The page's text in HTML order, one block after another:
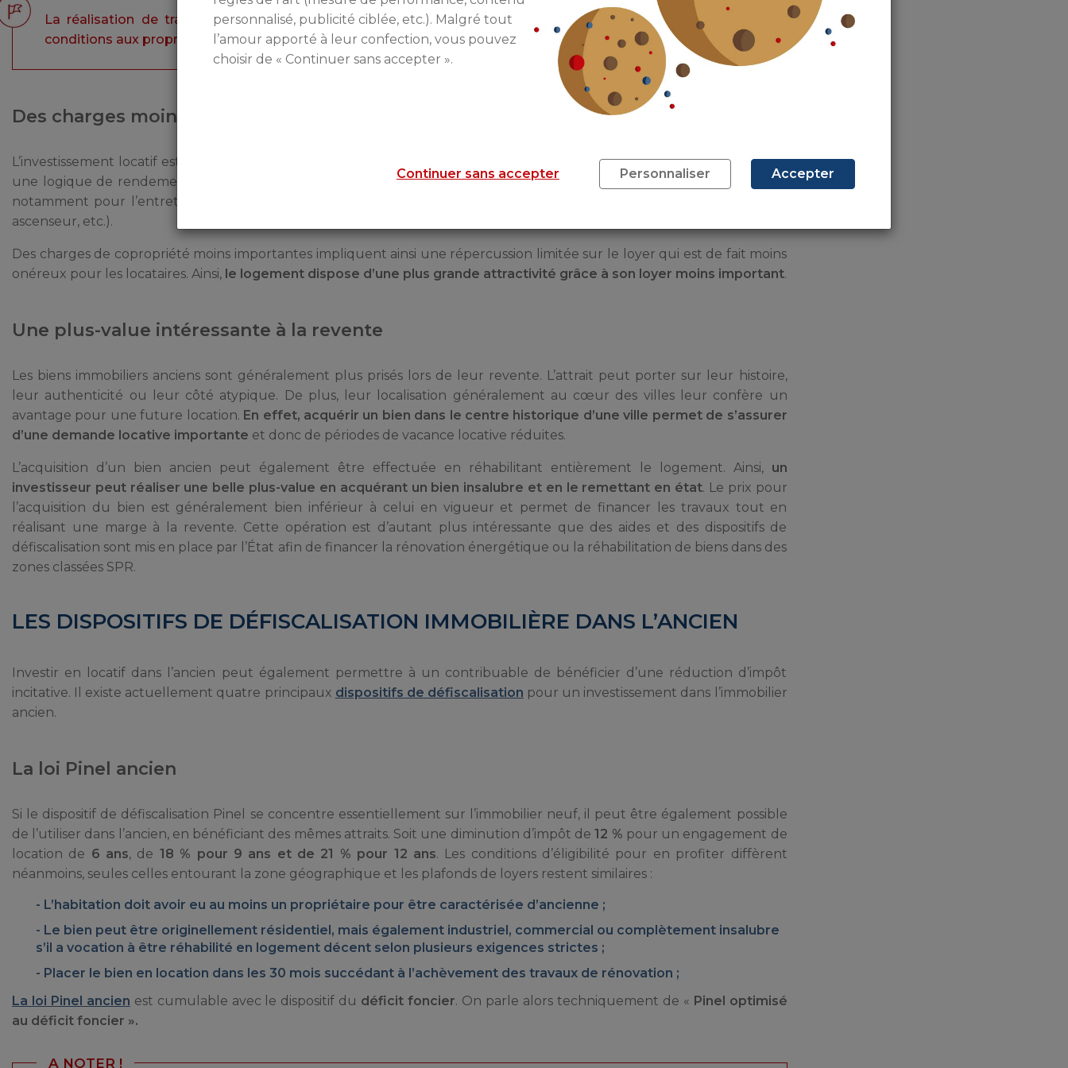
La réalisation de travaux de rénovation peut être financée à l’aide d’un éco-PTZ, accessible sous certaines
conditions aux propriétaires-bailleurs.
Des charges moins importantes
L’investissement locatif est généralement porté par la volonté de se créer un patrimoine immobilier mais également par
une logique de rendement. Or,
investir dans un appartement neuf est synonyme de fortes charges de copropriété,
notamment pour l’entretien des parties communes et des différents services et infrastructures (piscine, salle de sport,
ascenseur, etc.).
Des charges de copropriété moins importantes impliquent ainsi une répercussion limitée sur le loyer qui est de fait moins
onéreux pour les locataires. Ainsi, le logement dispose d’une plus grande attractivité grâce à son loyer moins important.
Une plus-value intéressante à la revente
Les biens immobiliers anciens sont généralement plus prisés lors de leur revente. L’attrait peut porter sur leur histoire,
leur authenticité ou leur côté atypique. De plus, leur localisation généralement au cœur des villes leur confère un
avantage pour une future location. En effet, acquérir un bien dans le centre historique d’une ville permet de s’assurer
d’une demande locative importante et donc de périodes de vacance locative réduites.
L’acquisition d’un bien ancien peut également être effectuée en réhabilitant entièrement le logement. Ainsi,un
investisseur peut réaliser une belle plus-value en acquérant un bien insalubre et en le remettant en état. Le prix pour
l’acquisition du bien est généralement bien inférieur à celui en vigueur et permet de financer les travaux tout en
réalisant une marge à la revente. Cette opération est d’autant plus intéressante que des aides et des dispositifs de
défiscalisation sont mis en place par l’État afin de financer la rénovation énergétique ou la réhabilitation de biens dans des
zones classées SPR.
LES DISPOSITIFS DE DÉFISCALISATION IMMOBILIÈRE DANS L’ANCIEN
Investir en locatif dans l’ancien peut également permettre à un contribuable de bénéficier d’une réduction d’impôt
incitative. Il existe actuellement quatre principaux dispositifs de défiscalisation pour un investissement dans l’immobilier
ancien.
La loi Pinel ancien
Si le dispositif de défiscalisation Pinel se concentre essentiellement sur l’immobilier neuf, il peut être également possible
de l’utiliser dans l’ancien, en bénéficiant des mêmes attraits. Soit une diminution d’impôt de12 % pour un engagement de
location de 6 ans, de 18 % pour 9 ans et de 21 % pour 12 ans. Les conditions d’éligibilité pour en profiter diffèrent
néanmoins, seules celles entourant la zone géographique et les plafonds de loyers restent similaires :
L’habitation doit avoir eu au moins un propriétaire pour être caractérisée d’ancienne ;
Le bien peut être originellement résidentiel, mais également industriel, commercial ou complètement insalubre
s’il a vocation à être réhabilité en logement décent selon plusieurs exigences strictes ;
Placer le bien en location dans les 30 mois succédant à l’achèvement des travaux de rénovation ;
La loi Pinel ancien est cumulable avec le dispositif du déficit foncier. On parle alors techniquement de « Pinel optimisé
au déficit foncier ».
A NOTER !
personnalisé, publicité ciblée, etc.). Malgré tout
l’amour apporté à leur confection, vous pouvez
choisir de « Continuer sans accepter ».
Continuer sans accepter Personnaliser Accepter